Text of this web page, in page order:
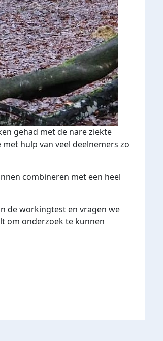
gehad met de nare ziekte
hulp van veel deelnemers zo
combineren met een heel
de workingtest en vragen we
om onderzoek te kunnen